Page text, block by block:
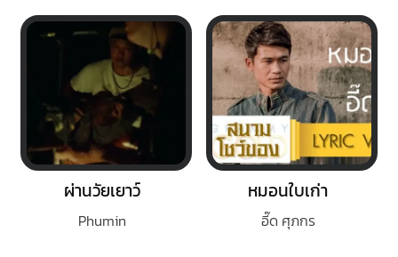
ผ่านวัยเยาว์
Phumin
หมอนใบเก่า
อี๊ด ศุภกร